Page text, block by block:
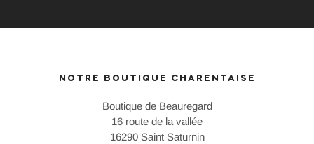
NOTRE BOUTIQUE CHARENTAISE
Boutique de Beauregard
16 route de la vallée
16290 Saint Saturnin